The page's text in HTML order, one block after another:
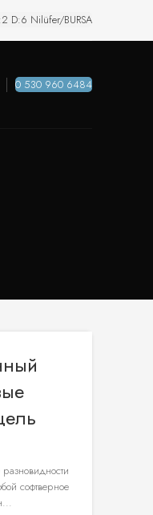
D:6 Nilüfer/BURSA
0 530 960 6484
софтверное